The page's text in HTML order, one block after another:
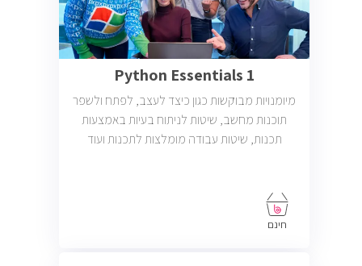
Python Essentials 1
מיומנויות מבוקשות כגון כיצד לעצב, לפתח ולשפר
תוכנות מחשב, שיטות לניתוח בעיות באמצעות
תכנות, שיטות עבודה מומלצות לתכנות ועוד
חינם